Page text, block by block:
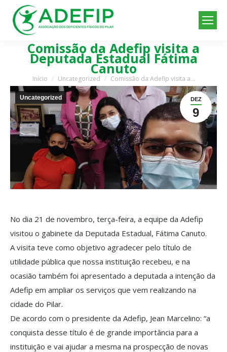
Comissão da Adefip visita a
Deputada Estadual Fátima
Canuto
Você está aqui:
Início Uncategorized Comissão da Adefip visita a…
DEZ
9
Uncategorized
No dia 21 de novembro, terça-feira, a equipe da Adefip
visitou o gabinete da Deputada Estadual, Fátima Canuto.
A visita teve como objetivo agradecer pelo título de
utilidade pública que nossa instituição recebeu, e na
ocasião também foi apresentado a deputada a intenção da
Adefip em ampliar os serviços que vem realizando na
cidade do Pilar.
De acordo com o presidente da Adefip, Jean Marcelino: “a
conquista desse título é de grande importância para a
instituição e vai ajudar a mesma na prospecção de novas